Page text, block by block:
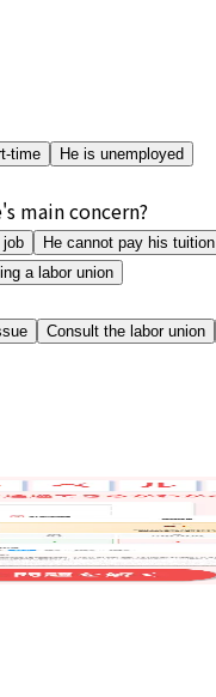
time
He is unemployed
main concern?
job
He cannot pay his tuition
a labor union
Consult the labor union